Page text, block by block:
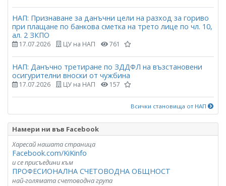
НАП: Признаване за данъчни цели на разход за гориво
при плащане по банкова сметка на трето лице по чл. 10,
ал. 2 ЗКПО
17.07.2026 ЦУ на НАП 761
НАП: Данъчно третиране по ЗДДФЛ на възстановени
осигурителни вноски от чужбина
17.07.2026 ЦУ на НАП 157
Всички становища от НАП
Намери ни във Facebook
Харесай нашата страница
Facebook.com/KiKinfo
и се присъедини към
ПРОФЕСИОНАЛНА СЧЕТОВОДНА ОБЩНОСТ
най-голямата счетоводна група